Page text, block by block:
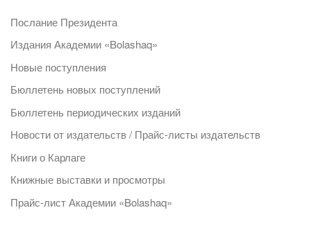
Послание Президента
Издания Академии «Bolashaq»
Новые поступления
Бюллетень новых поступлений
Бюллетень периодических изданий
Новости от издательств / Прайс-листы издательств
Книги о Карлаге
Книжные выставки и просмотры
Прайс-лист Академии «Bolashaq»